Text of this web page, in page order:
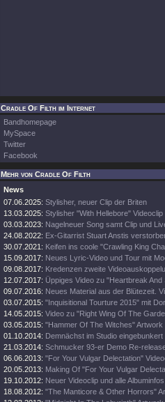
Cradle Of Filth im Internet
Bandhomepage
MySpace
Twitter
Facebook
Mehr von Cradle Of Filth
News
07.06.2025: Stylisher, neuer Clip der Briten
13.03.2025: Stylisher "With Hellebore" Videoclip
03.03.2023: Nagelneuer Song samt Clip und
24.08.2022: Ex-Gitarrist Stuart Anstis
30.07.2021: Keifen ins coole "Crawling King
15.09.2017: Neues Lyric-Video und Tour mit
09.08.2017: Kredenzen zweite
12.07.2017: Üppiges Video zu "Heartbreak And
09.07.2016: Neues Material aus der Blütezeit.
03.07.2015: "Inquisitional Tourture 2015" mit
14.05.2015: Video zu "Right Wing Of The
03.05.2015: "Hammer Of The Witches" Artwork
01.10.2014: Demnächst im Studio eingebunkert
21.03.2014: Schmucker 93-er Demo Re-
06.06.2013: "For Your Vulgar Delectation"
20.05.2013: Making Of "For Your Vulgar
19.10.2012: Neuer Videoclip und alle
18.08.2012: "The Manticore & Other Horrors"